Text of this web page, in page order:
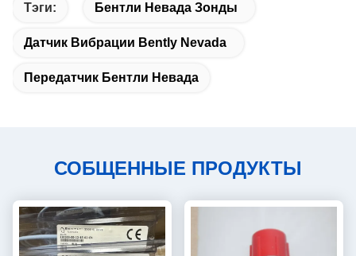
Тэги: Бентли Невада Зонды
Датчик Вибрации Bently Nevada
Передатчик Бентли Невада
СОБЩЕННЫЕ ПРОДУКТЫ